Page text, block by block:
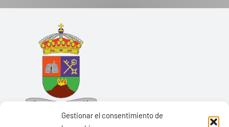
Gestionar el consentimiento de